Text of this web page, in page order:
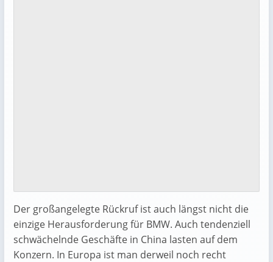
Der großangelegte Rückruf ist auch längst nicht die
einzige Herausforderung für BMW. Auch tendenziell
schwächelnde Geschäfte in China lasten auf dem
Konzern. In Europa ist man derweil noch recht